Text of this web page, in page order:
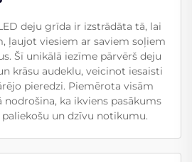
deju grīda ir izstrādāta tā, lai
ļaujot viesiem ar saviem soļiem
Šī unikālā iezīme pārvērš deju
krāsu audeklu, veicinot iesaisti
pieredzi. Piemērota visām
ka ikviens pasākums
un dzīvu notikumu.